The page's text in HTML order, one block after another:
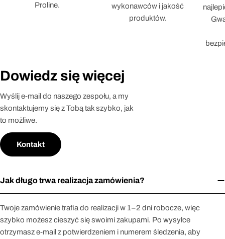
Proline.
wykonawców i jakość
produktów.
Dowiedz się więcej
Wyślij e-mail do naszego zespołu, a my
skontaktujemy się z Tobą tak szybko, jak
to możliwe.
Kontakt
Jak długo trwa realizacja zamówienia?
Twoje zamówienie trafia do realizacji w 1–2 dni robocze, więc
szybko możesz cieszyć się swoimi zakupami. Po wysyłce
otrzymasz e-mail z potwierdzeniem i numerem śledzenia, aby